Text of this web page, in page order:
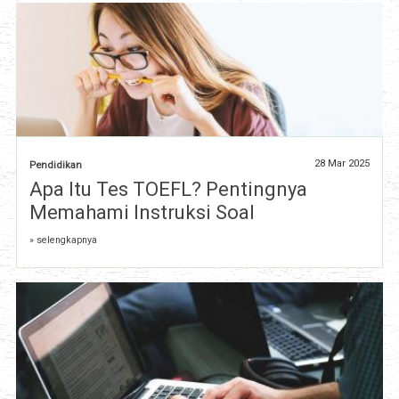
Pendidikan 28 Mar 2025
Apa Itu Tes TOEFL? Pentingnya
Memahami Instruksi Soal
» selengkapnya